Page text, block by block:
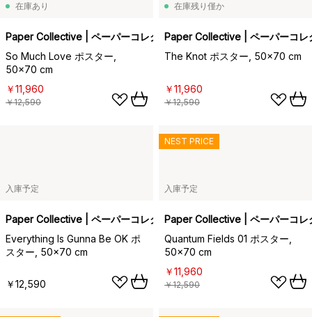
在庫あり
Paper Collective | ペーパーコレクティブ
So Much Love ポスター,
50x70 cm
￥11,960
￥12,590
在庫残り僅か
Paper Collective | ペーパーコレ
The Knot ポスター, 50x70 cm
￥11,960
￥12,590
入庫予定
Paper Collective | ペーパーコレクティブ
Everything Is Gunna Be OK ポ
スター, 50x70 cm
￥12,590
入庫予定
Paper Collective | ペーパーコレ
Quantum Fields 01 ポスター,
50x70 cm
￥11,960
￥12,590
NEST PRICE